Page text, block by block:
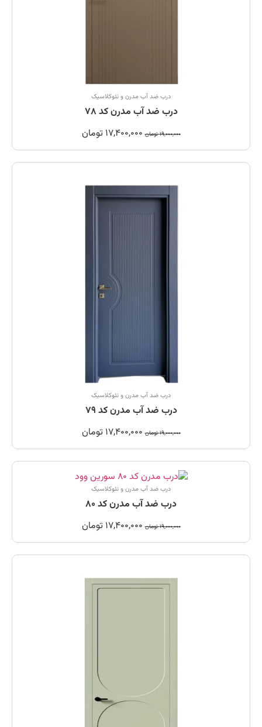
درب ضد آب مدرن و نئوکلاسیک
درب ضد آب مدرن کد 78
19,000,000 تومان 17,400,000 تومان
درب ضد آب مدرن و نئوکلاسیک
درب ضد آب مدرن کد 79
19,000,000 تومان 17,400,000 تومان
درب ضد آب مدرن و نئوکلاسیک
درب ضد آب مدرن کد 80
19,000,000 تومان 17,400,000 تومان